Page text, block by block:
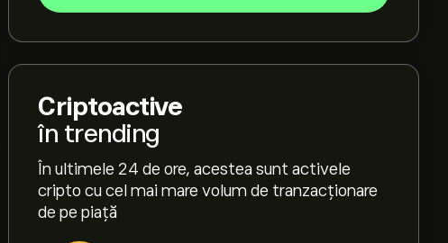
Criptoactive
în trending
În ultimele 24 de ore, acestea sunt activele
cripto cu cel mai mare volum de tranzacționare
de pe piață